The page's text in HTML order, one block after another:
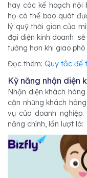
hay các kế hoạch nội
họ có thể bao quát
lý quỹ thời gian của
đại diện kinh doanh
tưởng hơn khi giao
Đọc thêm: Quy tắc để
Kỹ năng nhận diện
Nhận diện khách
cận những khách
vụ của doanh
năng chính, lần lượt là: